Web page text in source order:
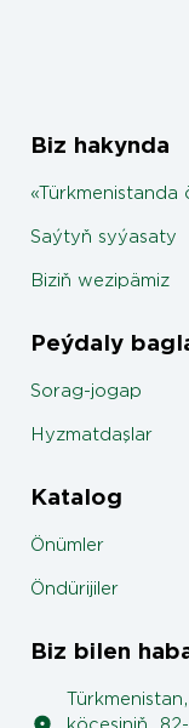
Biz hakynda
«Türkmenistanda
Saýtyň syýasaty
Biziň wezipämiz
Peýdaly
Sorag-jogap
Hyzmatdaşlar
Katalog
Önümler
Öndürijiler
Biz bilen